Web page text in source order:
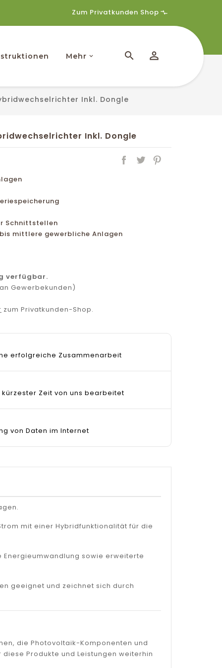
Zum Privatkunden Shop
Mehr
Inkl. Dongle
Inkl. Dongle
Schnittstellen
mittlere gewerbliche Anlagen
verfügbar.
Gewerbekunden)
zum Privatkunden-Shop.
erfolgreiche Zusammenarbeit
Zeit von uns bearbeitet
von Daten im Internet
mit einer Hybridfunktionalität für die
Energieumwandlung sowie erweiterte
geeignet und zeichnet sich durch
die Photovoltaik-Komponenten und
Produkte und Leistungen weiterhin